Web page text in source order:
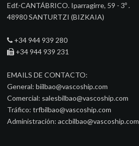
Edf.-CANTÁBRICO. Iparragirre, 59 - 3º .
48980 SANTURTZI (BIZKAIA)‎
+34 944 939 280
+34 944 939 231
EMAILS DE CONTACTO:
General: biilbao@vascoship.com
Comercial: salesbilbao@vascoship.com
Tráfico: trfbilbao@vascoship.com
Administración: accbilbao@vascoship.com